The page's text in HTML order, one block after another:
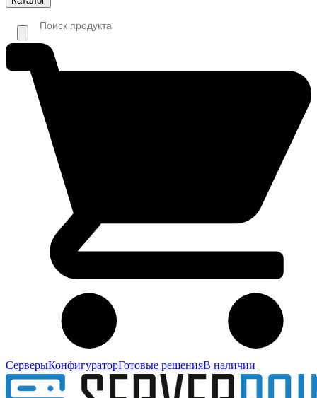
СерверыКонфигураторГотовые решенияВ наличии